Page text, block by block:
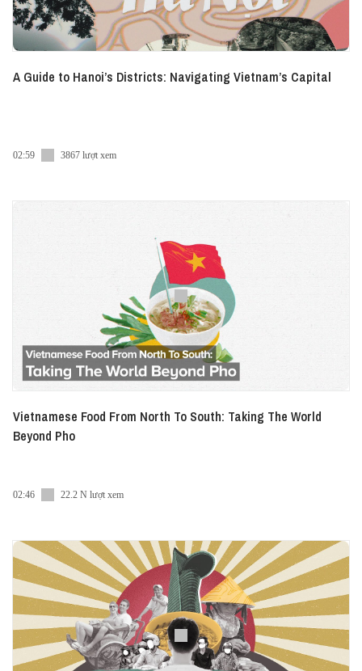
A Guide to Hanoi’s Districts: Navigating Vietnam’s Capital
02:59 3867 lượt xem
Vietnamese Food From North To South: Taking The World
Beyond Pho
02:46 22.2 N lượt xem